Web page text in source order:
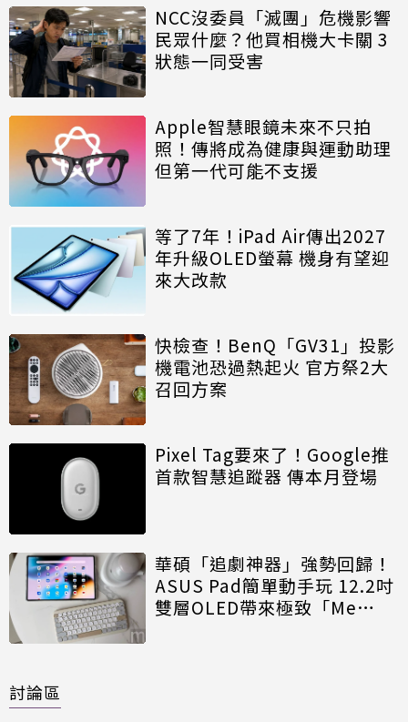
NCC沒委員「滅團」危機影響
民眾什麼？他買相機大卡關 3
狀態一同受害
Apple智慧眼鏡未來不只拍
照！傳將成為健康與運動助理
但第一代可能不支援
等了7年！iPad Air傳出2027
年升級OLED螢幕 機身有望迎
來大改款
快檢查！BenQ「GV31」投影
機電池恐過熱起火 官方祭2大
召回方案
Pixel Tag要來了！Google推
首款智慧追蹤器 傳本月登場
華碩「追劇神器」強勢回歸！
ASUS Pad簡單動手玩 12.2吋
雙層OLED帶來極致「Me
討論區